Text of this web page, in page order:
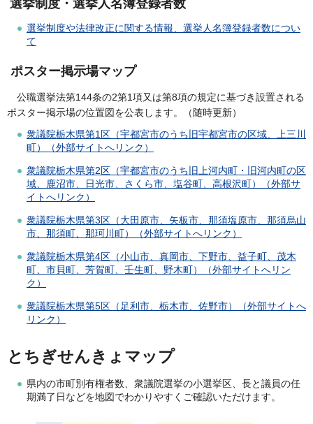
選挙制度・選挙人名簿登録者数
選挙制度や法律改正に関する情報、選挙人名簿登録者数につい
て
ポスター掲示場マップ
公職選挙法第144条の2第1項又は第8項の規定に基づき設置される
ポスター掲示場の位置図を公表します。（随時更新）
衆議院栃木県第1区（宇都宮市のうち旧宇都宮市の区域、上三川
町）（外部サイトへリンク）
衆議院栃木県第2区（宇都宮市のうち旧上河内町・旧河内町の区
域、鹿沼市、日光市、さくら市、塩谷町、高根沢町）（外部サ
イトへリンク）
衆議院栃木県第3区（大田原市、矢板市、那須塩原市、那須烏山
市、那須町、那珂川町）（外部サイトへリンク）
衆議院栃木県第4区（小山市、真岡市、下野市、益子町、茂木
町、市貝町、芳賀町、壬生町、野木町）（外部サイトへリン
ク）
衆議院栃木県第5区（足利市、栃木市、佐野市）（外部サイトへ
リンク）
とちぎせんきょマップ
県内の市町別有権者数、衆議院選挙の小選挙区、長と議員の任
期満了日などを地図でわかりやすくご確認いただけます。